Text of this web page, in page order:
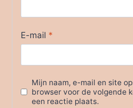
E-mail *
Mijn naam, e-mail en site
browser voor de volgende
een reactie plaats.